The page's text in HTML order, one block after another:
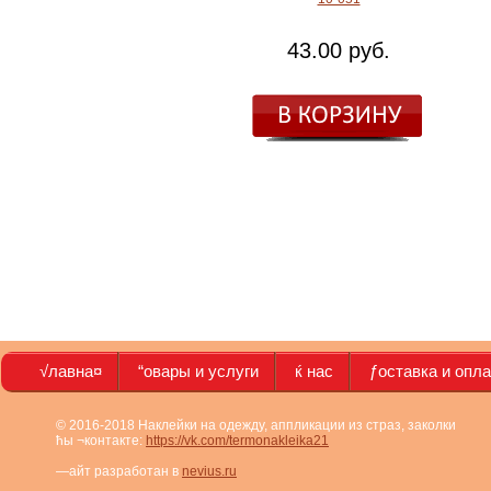
43.00 руб.
√лавна¤ “овары и услуги ќ нас ƒоставка и
© 2016-2018 Наклейки на одежду, аппликации из страз, заколки
ћы ¬контакте: https://vk.com/termonakleika21
—айт разработан в nevius.ru